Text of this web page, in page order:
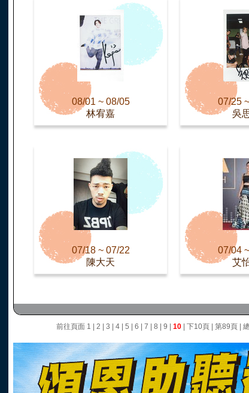
08/01 ~ 08/05
林宥嘉
07/25
吳
07/18 ~ 07/22
陳大天
07/04
艾
前往頁面 1 2 3 4| 5 6 7 8 9 10| 下10頁| 第89頁|